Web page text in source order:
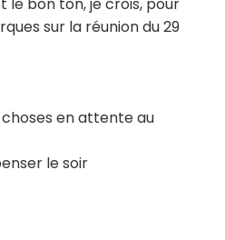
sur la réunion du 29
en attente au
le soir